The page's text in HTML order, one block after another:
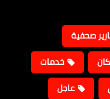
صحفية
خدمات
عاجل